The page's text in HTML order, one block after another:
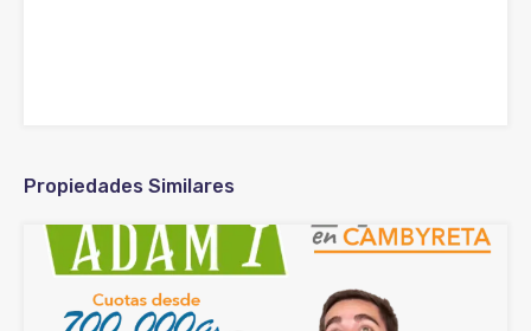
Propiedades Similares